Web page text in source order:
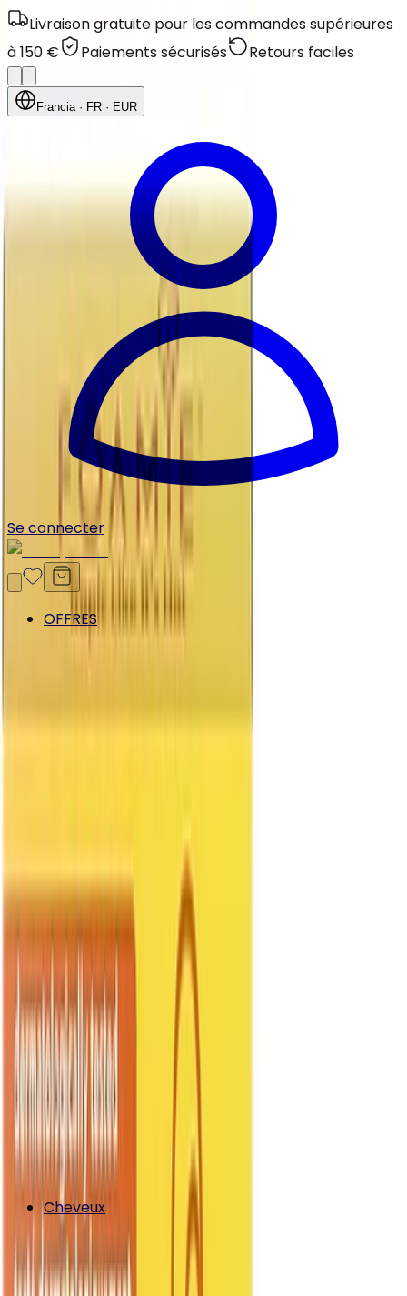
Livraison gratuite pour les commandes supérieures
à 150 €
Paiements sécurisés Retours faciles
Francia· FR · EUR
Se connecter
OFFRES
Cheveux